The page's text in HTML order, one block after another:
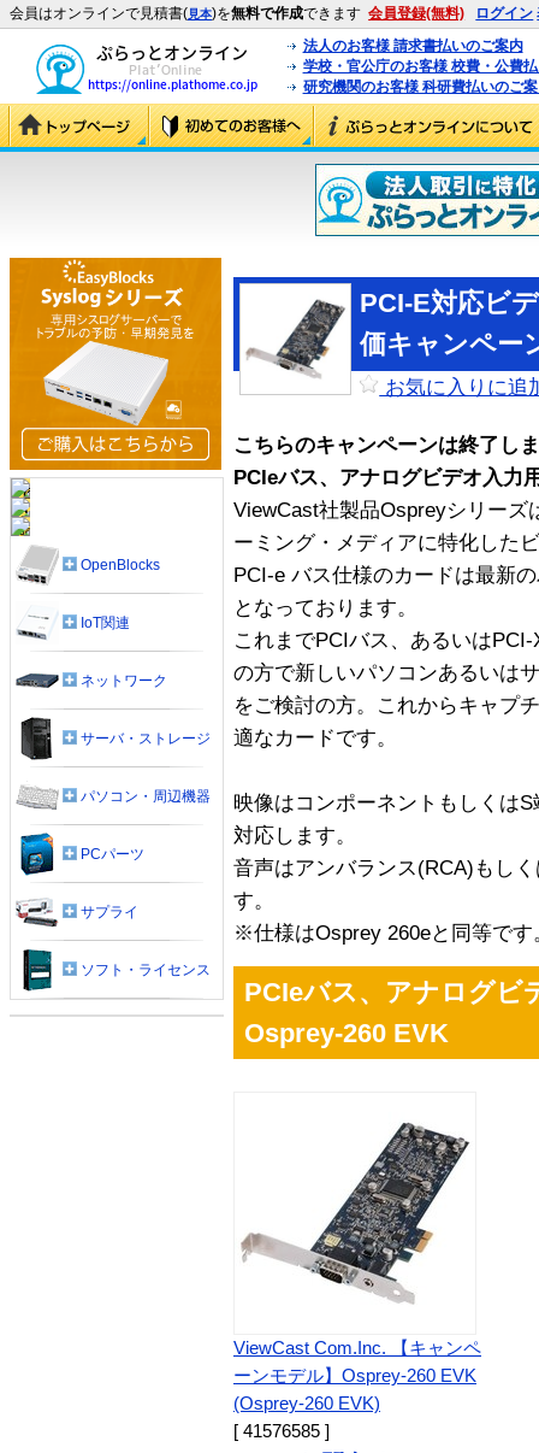
会員はオンラインで見積書(見本)を無料で作成できます 会員登録(無料) ログイン
法人のお客様 請求書払いのご案内
学校・官公庁のお客様 校費・公費
研究機関のお客様 科研費払いのご
PCI-E対応ビ
価キャンペー
お気に入りに追
こちらのキャンペーンは終了し
PCIeバス、アナログビデオ入力
ViewCast社製品Ospreyシリー
ーミング・メディアに特化した
PCI-e バス仕様のカードは最新
となっております。
これまでPCIバス、あるいは
の方で新しいパソコンあるいは
をご検討の方。これからキャプ
適なカードです。
映像はコンポーネントもしくは
対応します。
音声はアンバランス(RCA)もし
す。
※仕様はOsprey 260eと同等です
PCIeバス、アナログビ
Osprey-260 EVK
ViewCast Com.Inc. 【キャンペ
ーンモデル】Osprey-260 EVK
(Osprey-260 EVK)
[ 41576585 ]
OpenBlocks
IoT関連
ネットワーク
サーバ・ストレージ
パソコン・周辺機器
PCパーツ
サプライ
ソフト・ライセンス